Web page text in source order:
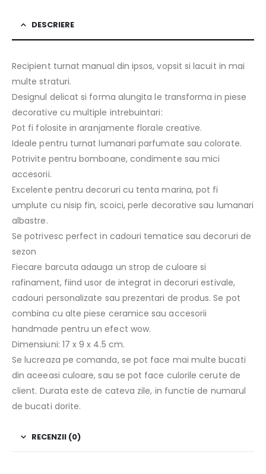
DESCRIERE
Recipient turnat manual din ipsos, vopsit si lacuit in mai
multe straturi.
Designul delicat si forma alungita le transforma in piese
decorative cu multiple intrebuintari:
Pot fi folosite in aranjamente florale creative.
Ideale pentru turnat lumanari parfumate sau colorate.
Potrivite pentru bomboane, condimente sau mici
accesorii.
Excelente pentru decoruri cu tenta marina, pot fi
umplute cu nisip fin, scoici, perle decorative sau lumanari
albastre.
Se potrivesc perfect in cadouri tematice sau decoruri de
sezon
Fiecare barcuta adauga un strop de culoare si
rafinament, fiind usor de integrat in decoruri estivale,
cadouri personalizate sau prezentari de produs. Se pot
combina cu alte piese ceramice sau accesorii
handmade pentru un efect wow.
Dimensiuni: 17 x 9 x 4.5 cm.
Se lucreaza pe comanda, se pot face mai multe bucati
din aceeasi culoare, sau se pot face culorile cerute de
client. Durata este de cateva zile, in functie de numarul
de bucati dorite.
RECENZII (0)